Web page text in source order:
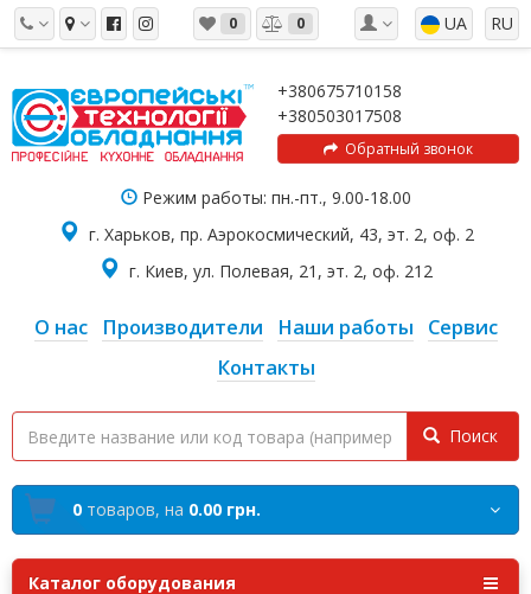
RU
UA
0 0
+380675710158
+380503017508
Обратный звонок
Режим работы: пн.-пт., 9.00-18.00
г. Харьков, пр. Аэрокосмический, 43, эт. 2, оф. 2
г. Киев, ул. Полевая, 21, эт. 2, оф. 212
О нас Производители Наши работы
Сервис
Контакты
Поиск
0 товаров, на 0.00 грн.
Каталог оборудования